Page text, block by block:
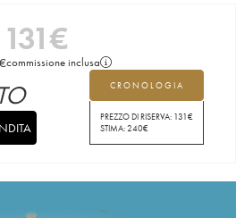
131€
commissione inclusa
CRONOLOGIA
PREZZO DI RISERVA: 131€
STIMA:240€